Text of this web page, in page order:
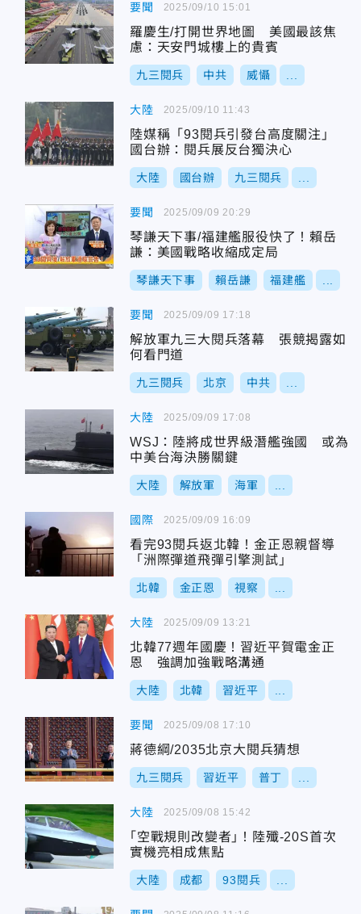
要聞
羅慶生/打開世界地圖 美國最該焦
慮：天安門城樓上的貴賓
九三閱兵 中共 威懾
2025/09/10 15:01
大陸
陸媒稱「93閱兵引發台高度關注」
國台辦：閱兵展反台獨決心
大陸 國台辦 九三閱兵
2025/09/10 11:43
要聞
琴謙天下事/福建艦服役快了！賴岳
謙：美國戰略收縮成定局
琴謙天下事 賴岳謙 福建艦
2025/09/09 20:29
要聞
解放軍九三大閱兵落幕 張競揭露如
何看門道
九三閱兵 北京 中共
2025/09/09 17:18
大陸
WSJ：陸將成世界級潛艦強國 或為
中美台海決勝關鍵
大陸 解放軍 海軍
2025/09/09 17:08
國際
看完93閱兵返北韓！金正恩親督導
「洲際彈道飛彈引擎測試」
北韓 金正恩 視察
2025/09/09 16:09
大陸
北韓77週年國慶！習近平賀電金正
恩 強調加強戰略溝通
大陸 北韓 習近平
2025/09/09 13:21
要聞
蔣德綱/2035北京大閱兵猜想
九三閱兵 習近平 普丁
2025/09/08 17:10
大陸
｢空戰規則改變者｣！陸殲-20S首次
實機亮相成焦點
大陸 成都 93閱兵
2025/09/08 15:42